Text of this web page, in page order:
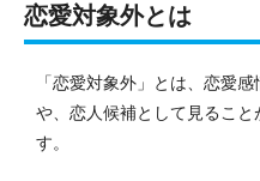
恋愛対象外とは
「恋愛対象外」とは、恋愛
や、恋人候補として見るこ
す。